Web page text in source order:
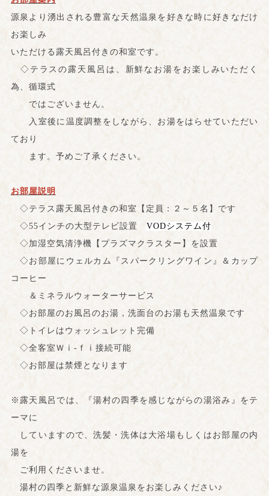
源泉より湧出される豊富な天然温泉を好きな時に好きなだけ
お楽しみ
いただける露天風呂付きの和室です。
◇テラスの露天風呂は、新鮮なお湯をお楽しみいただく
為、循環式
ではございません。
入室後に温度調整をしながら、お湯をはらせていただい
ており
ます。予めご了承ください。
お部屋説明
◇テラス露天風呂付きの和室【定員：２～５名】です
◇55インチの大型テレビ設置
VODシ ステム付
◇加湿空気清浄機【プラズマクラスター】を設置
◇お部屋にウェルカム『スパークリングワイン』＆カップ
コーヒー
＆ミネラルウォーターサービス
◇お部屋のお風呂のお湯，洗面台のお湯も天然温泉です
◇トイレはウォッシュレット完備
◇全客室Ｗⅰ‐ｆⅰ接続可能
◇お部屋は禁煙となります
※露天風呂では、『湯村の四季を感じながらの湯浴み』をテ
ーマに
していますので、洗髪・洗体は大浴場もしくはお部屋の内
湯を
ご利用くださいませ。
湯村の四季と新鮮な源泉温泉をお楽しみください♪